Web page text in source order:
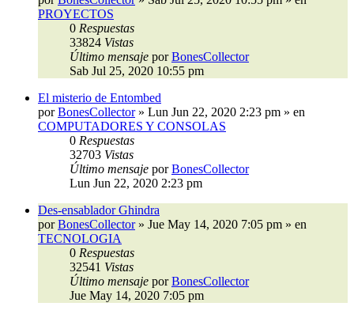
PROYECTOS
0 Respuestas
33824 Vistas
Último mensaje porBonesCollector
Sab Jul 25, 2020 10:55 pm
El misterio de Entombed
porBonesCollector» Lun Jun 22, 2020 2:23 pm » en
COMPUTADORES Y CONSOLAS
0 Respuestas
32703 Vistas
Último mensaje porBonesCollector
Lun Jun 22, 2020 2:23 pm
Des-ensablador Ghindra
porBonesCollector» Jue May 14, 2020 7:05 pm » en
TECNOLOGIA
0 Respuestas
32541 Vistas
Último mensaje porBonesCollector
Jue May 14, 2020 7:05 pm